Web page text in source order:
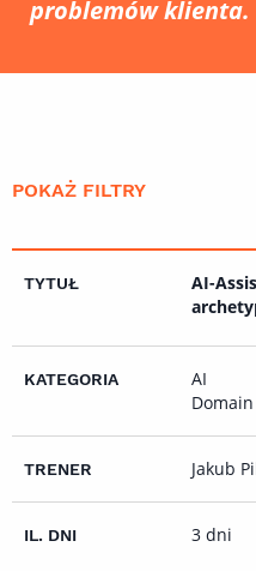
problemów klienta.
POKAŻ FILTRY
AI-
AI
Jakub
3 dni